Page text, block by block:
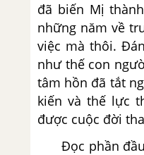
đã biến Mị
những năm về
việc mà thôi.
như thế con
tâm hồn đã tắt
kiến và thế lực
được cuộc đời
Đọc phần đầu